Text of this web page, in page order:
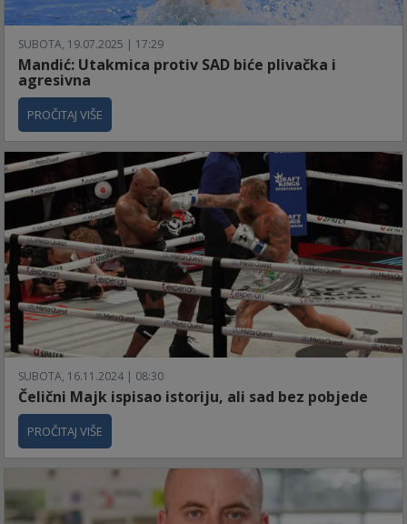
SUBOTA, 19.07.2025 | 17:29
Mandić: Utakmica protiv SAD biće plivačka i
agresivna
PROČITAJ VIŠE
SUBOTA, 16.11.2024 | 08:30
Čelični Majk ispisao istoriju, ali sad bez pobjede
PROČITAJ VIŠE